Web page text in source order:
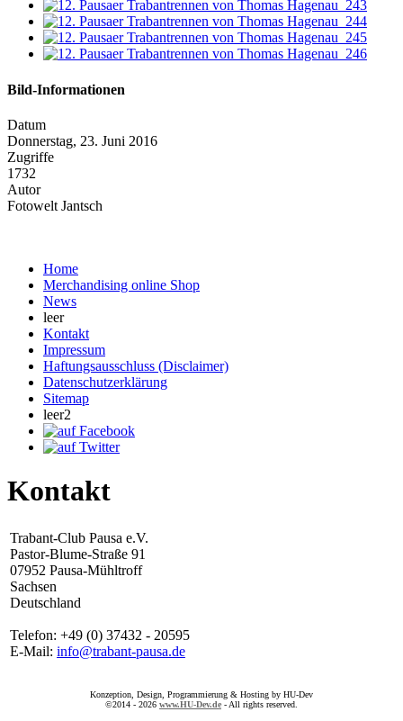
Bild-Informationen
Datum
Donnerstag, 23. Juni 2016
Zugriffe
1732
Autor
Fotowelt Jantsch
Home
Merchandising online Shop
News
leer
Kontakt
Impressum
Haftungsausschluss (Disclaimer)
Datenschutzerklärung
Sitemap
leer2
Kontakt
Trabant-Club Pausa e.V.
Pastor-Blume-Straße 91
07952 Pausa-Mühltroff
Sachsen
Deutschland
Telefon: +49 (0) 37432 - 20595
E-Mail: info@trabant-pausa.de
Konzeption, Design, Programmierung & Hosting by HU-Dev
©2014 - 2026 www.HU-Dev.de - All rights reserved.